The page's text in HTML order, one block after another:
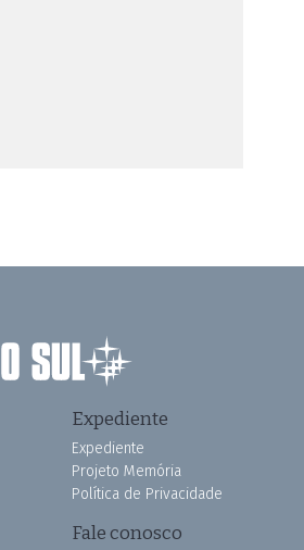
Expediente
Expediente
Projeto Memória
Política de Privacidade
Fale conosco